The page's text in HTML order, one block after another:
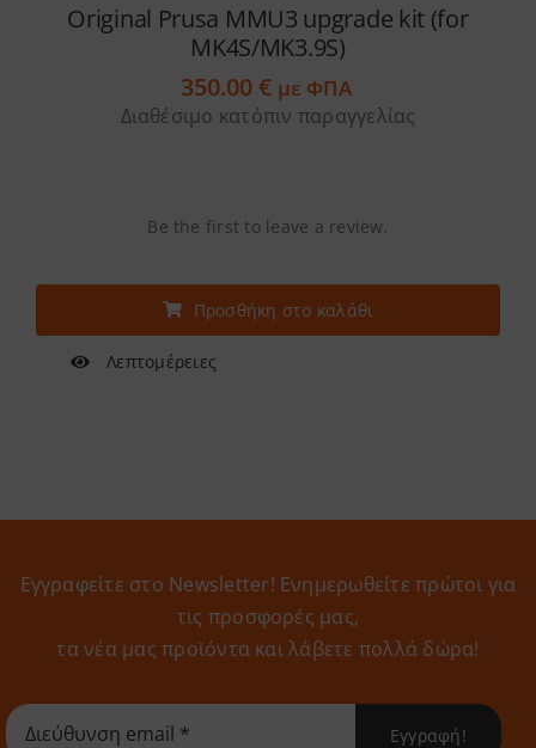
Original Prusa MMU3 upgrade kit (for
MK4S/MK3.9S)
350.00€ με ΦΠΑ
Διαθέσιμο κατόπιν παραγγελίας
Be the first to leave a review.
Προσθήκη στο καλάθι
Λεπτομέρειες
Εγγραφείτε στο Newsletter! Eνημερωθείτε πρώτοι για
τις προσφορές μας,
τα νέα μας προϊόντα και λάβετε πολλά δώρα!
Εγγραφή!